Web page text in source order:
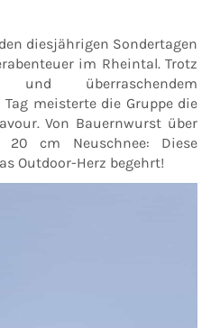
diesjährigen Sondertagen
im Rheintal. Trotz
und überraschendem
meisterte die Gruppe die
Von Bauernwurst über
cm Neuschnee: Diese
Outdoor-Herz begehrt!